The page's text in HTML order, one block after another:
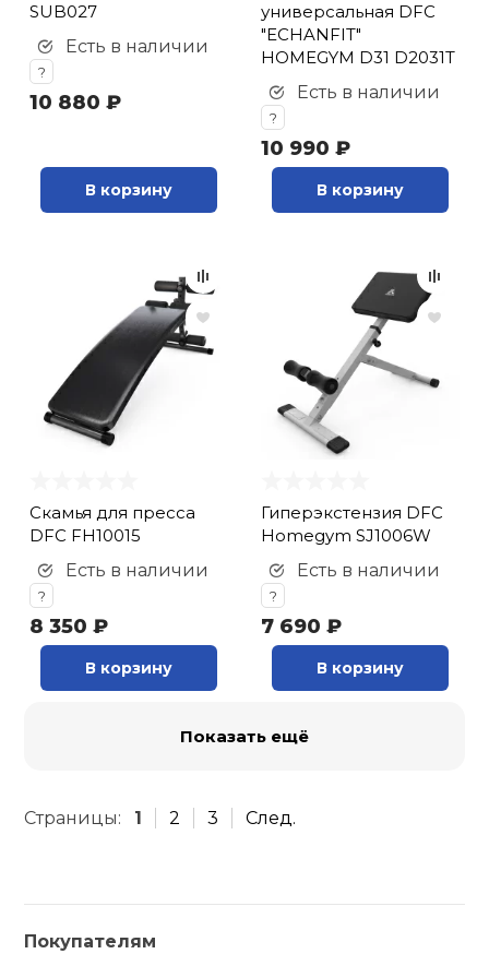
SUB027
Есть в наличии
?
10 880 ₽
В корзину
универсальная DFC
"ECHANFIT"
HOMEGYM D31 D2031T
Есть в наличии
?
10 990 ₽
В корзину
Скамья для пресса
DFC FH10015
Есть в наличии
?
8 350 ₽
В корзину
Гиперэкстензия DFC
Homegym SJ1006W
Есть в наличии
?
7 690 ₽
В корзину
Показать ещё
Страницы: 1 2 3 След.
Покупателям